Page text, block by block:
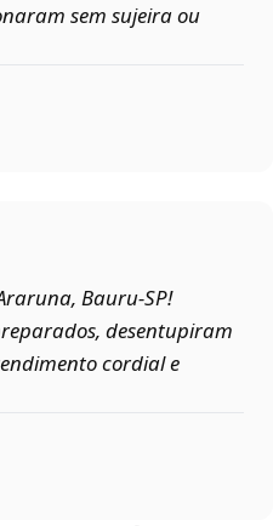
sem sujeira ou
Bauru‑SP!
desentupiram
cordial e